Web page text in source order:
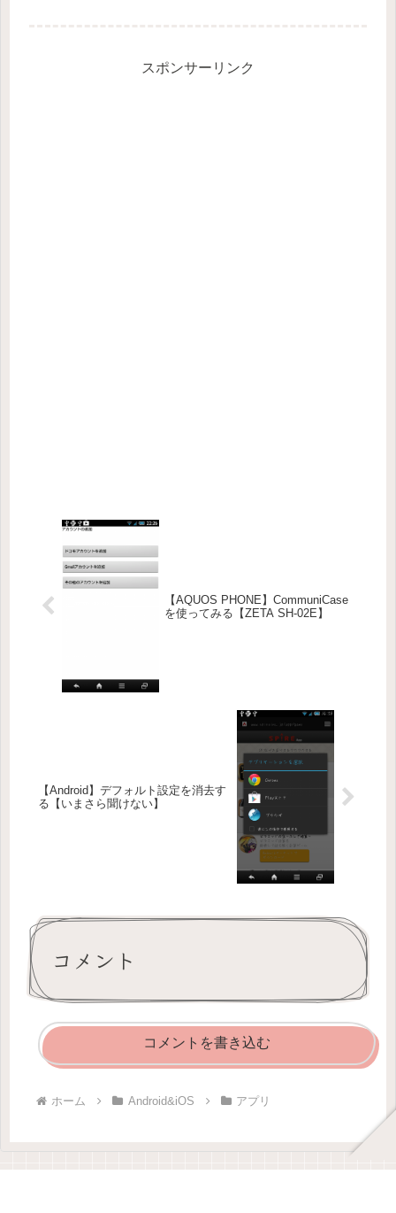
展...
スポンサーリンク
【AQUOS PHONE】CommuniCase
を使ってみる【ZETA SH-02E】
【Android】デフォルト設定を消去す
る【いまさら聞けない】
コメント
コメントを書き込む
ホーム Android&iOS アプリ